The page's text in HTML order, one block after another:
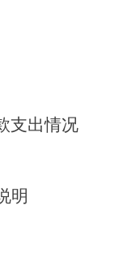
支出情况
明